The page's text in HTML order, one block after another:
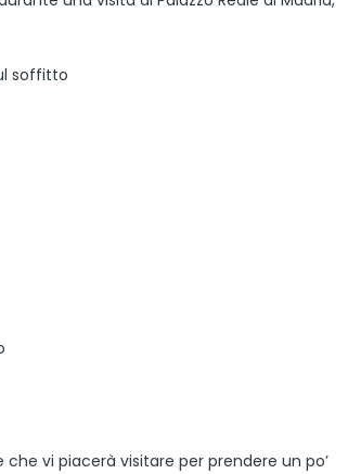
soffitto
vi piacerà visitare per prendere un po’